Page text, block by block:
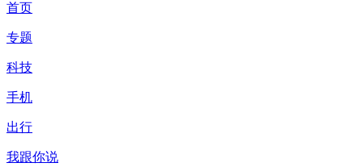
首页
专题
科技
手机
出行
我跟你说